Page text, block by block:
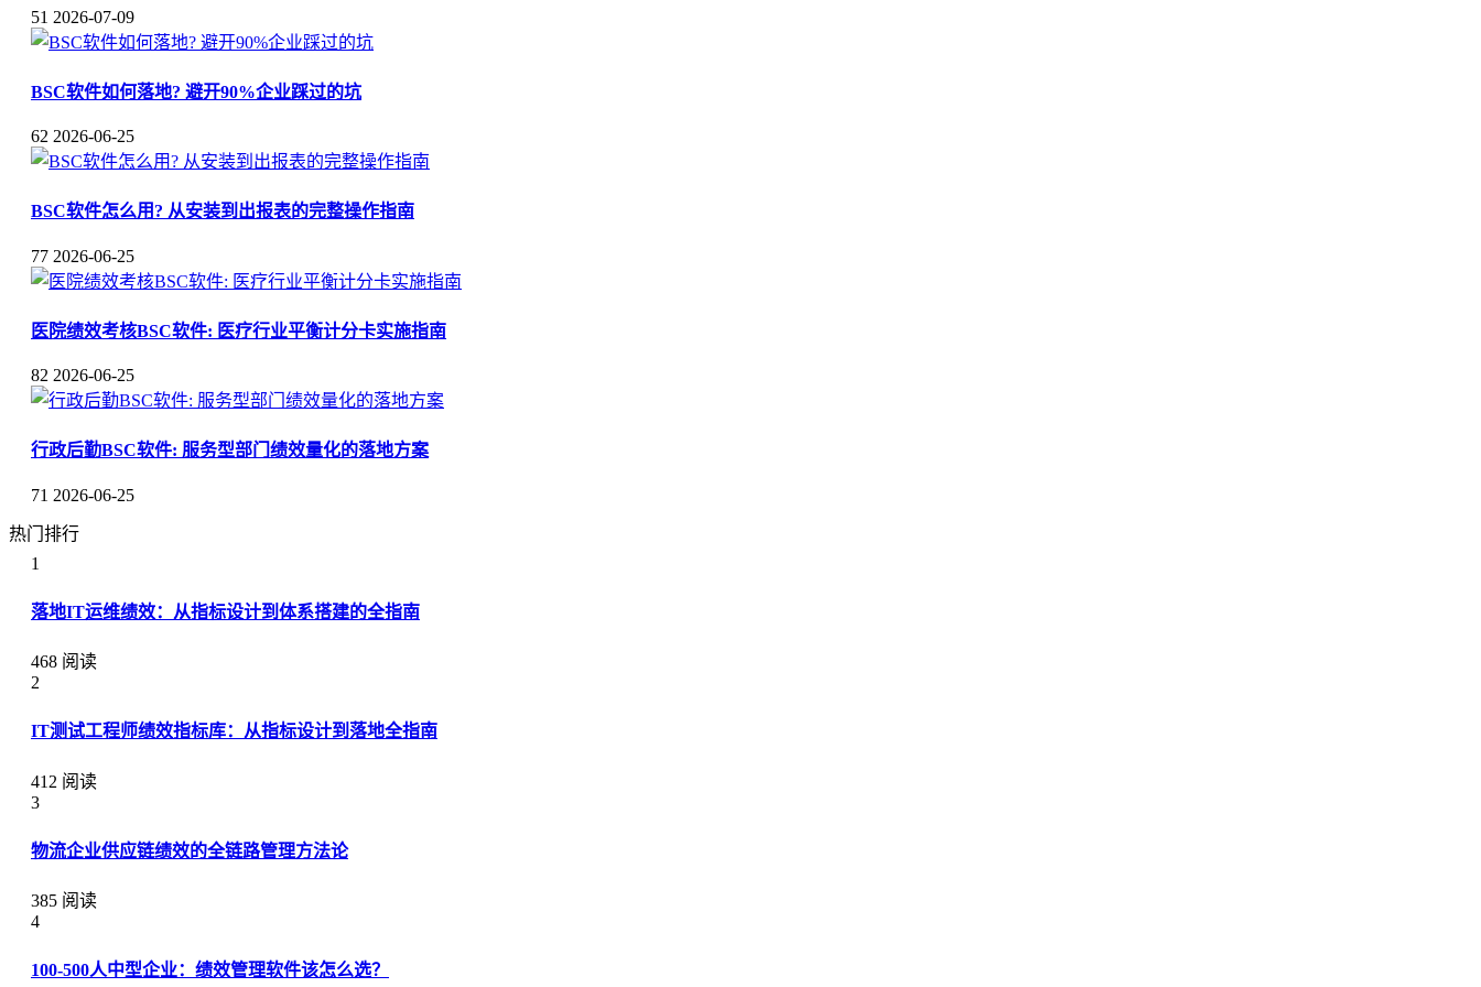
51 2026-07-09
BSC软件如何落地? 避开90%企业踩过的坑
62 2026-06-25
BSC软件怎么用? 从安装到出报表的完整操作指南
77 2026-06-25
医院绩效考核BSC软件: 医疗行业平衡计分卡实施指南
82 2026-06-25
行政后勤BSC软件: 服务型部门绩效量化的落地方案
71 2026-06-25
热门排行
1
落地IT运维绩效：从指标设计到体系搭建的全指南
468 阅读
2
IT测试工程师绩效指标库：从指标设计到落地全指南
412 阅读
3
物流企业供应链绩效的全链路管理方法论
385 阅读
4
100-500人中型企业：绩效管理软件该怎么选？